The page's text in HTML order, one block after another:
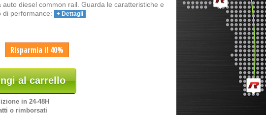
auto diesel common rail. Guarda le caratteristiche e
di performance:
+ Dettagli
Risparmia il 40%
al carrello
in 24-48H
o rimborsati